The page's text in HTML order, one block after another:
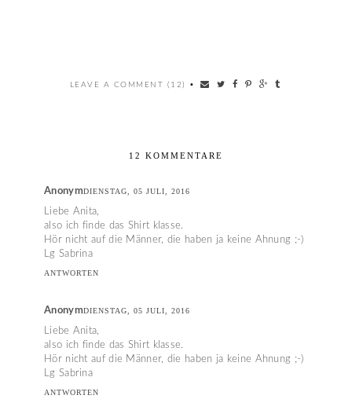
LEAVE A COMMENT (12) •
12 KOMMENTARE
AnonymDIENSTAG, 05 JULI, 2016
Liebe Anita,
also ich finde das Shirt klasse.
Hör nicht auf die Männer, die haben ja keine Ahnung ;-)
Lg Sabrina
ANTWORTEN
AnonymDIENSTAG, 05 JULI, 2016
Liebe Anita,
also ich finde das Shirt klasse.
Hör nicht auf die Männer, die haben ja keine Ahnung ;-)
Lg Sabrina
ANTWORTEN